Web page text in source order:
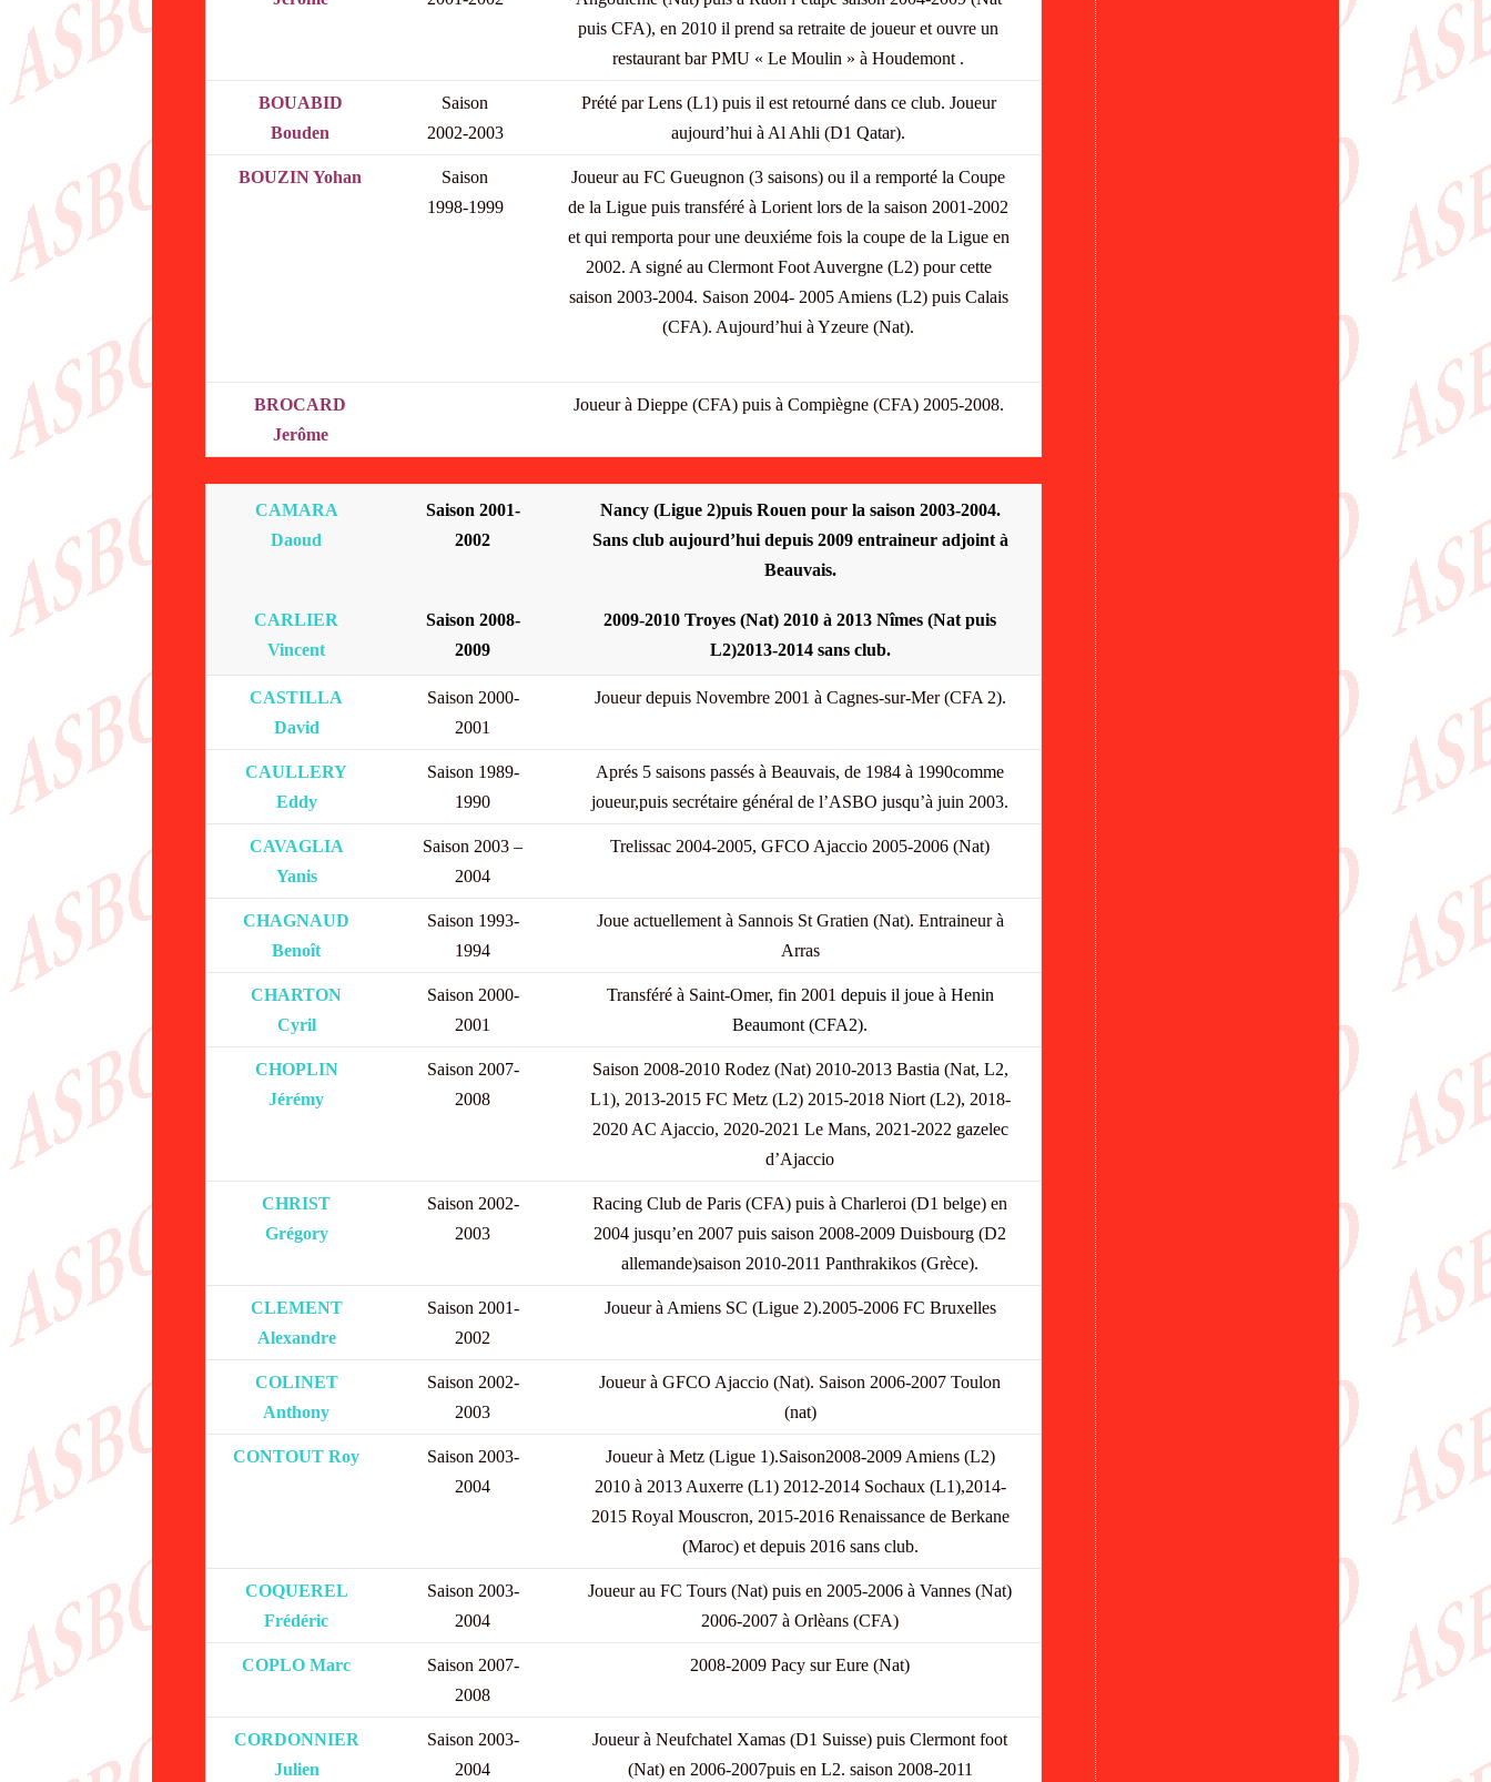
puis CFA), en 2010 il prend sa retraite de joueur et ouvre un
restaurant bar PMU « Le Moulin » à Houdemont .
BOUABID
Bouden
Saison
2002-2003
Prété par Lens (L1) puis il est retourné dans ce club. Joueur
aujourd’hui à Al Ahli (D1 Qatar).
BOUZIN Yohan
Saison
1998-1999
Joueur au FC Gueugnon (3 saisons) ou il a remporté la Coupe
de la Ligue puis transféré à Lorient lors de la saison 2001-2002
et qui remporta pour une deuxiéme fois la coupe de la Ligue en
2002. A signé au Clermont Foot Auvergne (L2) pour cette
saison 2003-2004. Saison 2004- 2005 Amiens (L2) puis Calais
(CFA). Aujourd’hui à Yzeure (Nat).
BROCARD
Jerôme
Joueur à Dieppe (CFA) puis à Compiègne (CFA) 2005-2008.
CAMARA
Daoud
Saison 2001-
2002
Nancy (Ligue 2)puis Rouen pour la saison 2003-2004.
Sans club aujourd’hui depuis 2009 entraineur adjoint à
Beauvais.
CARLIER
Vincent
Saison 2008-
2009
2009-2010 Troyes (Nat) 2010 à 2013 Nîmes (Nat puis
L2)2013-2014 sans club.
CASTILLA
David
Saison 2000-
2001
Joueur depuis Novembre 2001 à Cagnes-sur-Mer (CFA 2).
CAULLERY
Eddy
Saison 1989-
1990
Aprés 5 saisons passés à Beauvais, de 1984 à 1990comme
joueur,puis secrétaire général de l’ASBO jusqu’à juin 2003.
CAVAGLIA
Yanis
Saison 2003 –
2004
Trelissac 2004-2005, GFCO Ajaccio 2005-2006 (Nat)
CHAGNAUD
Benoît
Saison 1993-
1994
Joue actuellement à Sannois St Gratien (Nat). Entraineur à
Arras
CHARTON
Cyril
Saison 2000-
2001
Transféré à Saint-Omer, fin 2001 depuis il joue à Henin
Beaumont (CFA2).
CHOPLIN
Jérémy
Saison 2007-
2008
Saison 2008-2010 Rodez (Nat) 2010-2013 Bastia (Nat, L2,
L1), 2013-2015 FC Metz (L2) 2015-2018 Niort (L2), 2018-
2020 AC Ajaccio, 2020-2021 Le Mans, 2021-2022 gazelec
d’Ajaccio
CHRIST
Grégory
Saison 2002-
2003
Racing Club de Paris (CFA) puis à Charleroi (D1 belge) en
2004 jusqu’en 2007 puis saison 2008-2009 Duisbourg (D2
allemande)saison 2010-2011 Panthrakikos (Grèce).
CLEMENT
Alexandre
Saison 2001-
2002
Joueur à Amiens SC (Ligue 2).2005-2006 FC Bruxelles
COLINET
Anthony
Saison 2002-
2003
Joueur à GFCO Ajaccio (Nat). Saison 2006-2007 Toulon
(nat)
CONTOUT Roy
Saison 2003-
2004
Joueur à Metz (Ligue 1).Saison2008-2009 Amiens (L2)
2010 à 2013 Auxerre (L1) 2012-2014 Sochaux (L1),2014-
2015 Royal Mouscron, 2015-2016 Renaissance de Berkane
(Maroc) et depuis 2016 sans club.
COQUEREL
Frédéric
Saison 2003-
2004
Joueur au FC Tours (Nat) puis en 2005-2006 à Vannes (Nat)
2006-2007 à Orlèans (CFA)
COPLO Marc
Saison 2007-
2008
2008-2009 Pacy sur Eure (Nat)
CORDONNIER
Julien
Saison 2003-
2004
Joueur à Neufchatel Xamas (D1 Suisse) puis Clermont foot
(Nat) en 2006-2007puis en L2. saison 2008-2011